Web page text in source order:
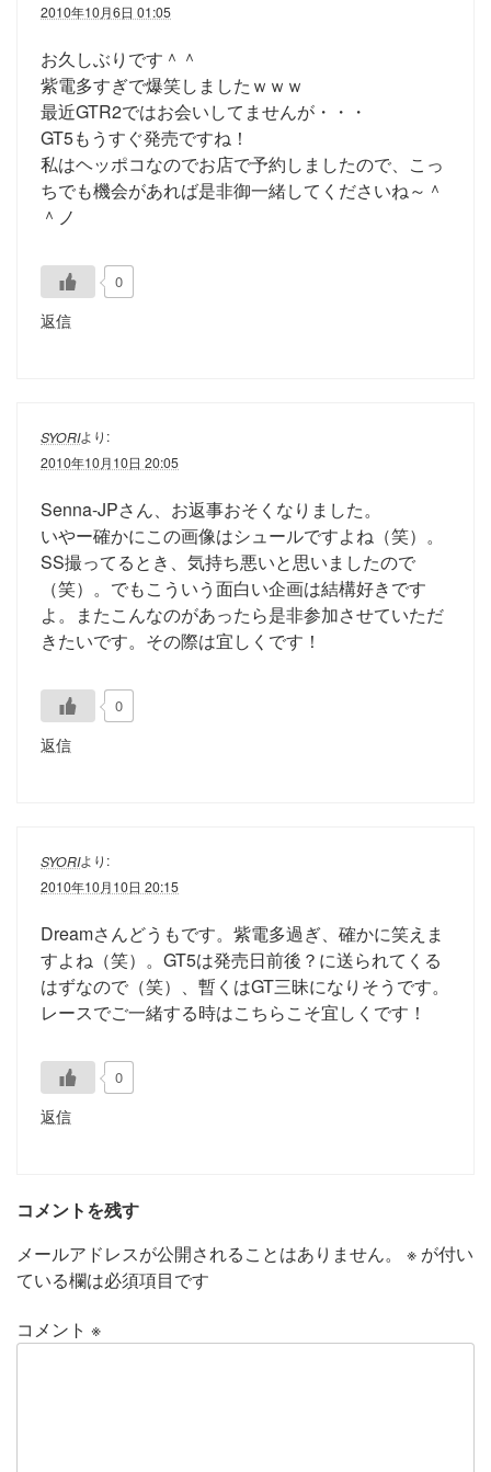
2010年10月6日 01:05
お久しぶりです＾＾
紫電多すぎで爆笑しましたｗｗｗ
最近GTR2ではお会いしてませんが・・・
GT5もうすぐ発売ですね！
私はヘッポコなのでお店で予約しましたので、こっ
ちでも機会があれば是非御一緒してくださいね～＾
＾ノ
0
返信
SYORIより:
2010年10月10日 20:05
Senna-JPさん、お返事おそくなりました。
いやー確かにこの画像はシュールですよね（笑）。
SS撮ってるとき、気持ち悪いと思いましたので
（笑）。でもこういう面白い企画は結構好きです
よ。またこんなのがあったら是非参加させていただ
きたいです。その際は宜しくです！
0
返信
SYORIより:
2010年10月10日 20:15
Dreamさんどうもです。紫電多過ぎ、確かに笑えま
すよね（笑）。GT5は発売日前後？に送られてくる
はずなので（笑）、暫くはGT三昧になりそうです。
レースでご一緒する時はこちらこそ宜しくです！
0
返信
コメントを残す
メールアドレスが公開されることはありません。
※ が付い
ている欄は必須項目です
コメント ※